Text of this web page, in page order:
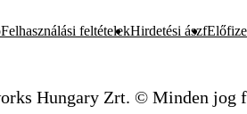
Felhasználási feltételekHirdetési ászf
Hungary Zrt. © Minden jog